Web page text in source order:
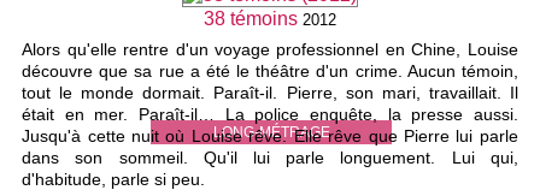
LONG-MÉTRAGE
38 témoins 2012
Alors qu'elle rentre d'un voyage professionnel en Chine, Louise
découvre que sa rue a été le théâtre d'un crime. Aucun témoin,
tout le monde dormait. Paraît-il. Pierre, son mari, travaillait. Il
était en mer. Paraît-il… La police enquête, la presse aussi.
Jusqu'à cette nuit où Louise rêve. Elle rêve que Pierre lui parle
dans son sommeil. Qu'il lui parle longuement. Lui qui,
d'habitude, parle si peu.